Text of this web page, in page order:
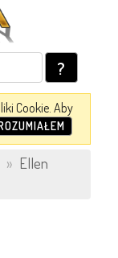
?
Cookie. Aby
» Ellen